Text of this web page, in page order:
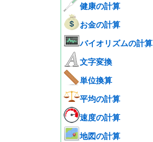
健康の計算
お金の計算
バイオリズムの計算
文字変換
単位換算
平均の計算
速度の計算
地図の計算